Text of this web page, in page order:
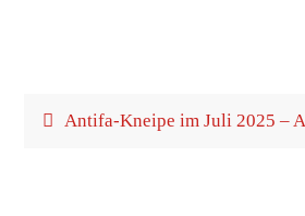
Anti­fa-Knei­pe im Juli 2025 –